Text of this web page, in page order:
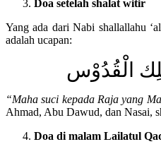
Doa setelah shalat witir
Yang ada dari Nabi shallallahu
adalah ucapan:
الْقُدُوْس
“Maha suci kepada Raja yang
Ahmad, Abu Dawud, dan Nasai,
Doa di malam Lailatul